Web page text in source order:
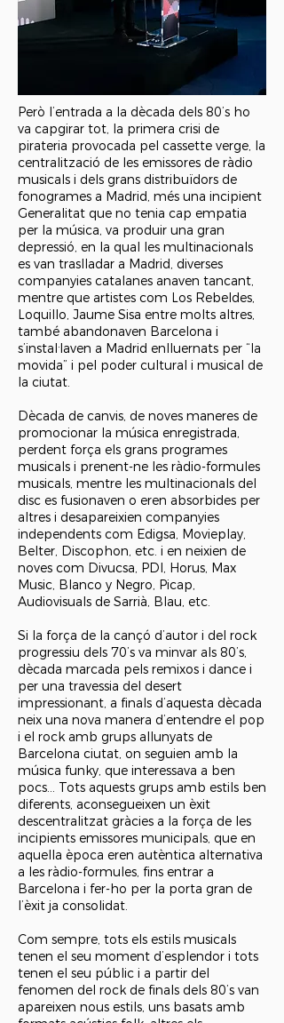
Però l’entrada a la dècada dels 80’s ho
va capgirar tot, la primera crisi de
pirateria provocada pel cassette verge, la
centralització de les emissores de ràdio
musicals i dels grans distribuïdors de
fonogrames a Madrid, més una incipient
Generalitat que no tenia cap empatia
per la música, va produir una gran
depressió, en la qual les multinacionals
es van traslladar a Madrid, diverses
companyies catalanes anaven tancant,
mentre que artistes com Los Rebeldes,
Loquillo, Jaume Sisa entre molts altres,
també abandonaven Barcelona i
s’instal·laven a Madrid enlluernats per “la
movida” i pel poder cultural i musical de
la ciutat.
Dècada de canvis, de noves maneres de
promocionar la música enregistrada,
perdent força els grans programes
musicals i prenent-ne les ràdio-formules
musicals, mentre les multinacionals del
disc es fusionaven o eren absorbides per
altres i desapareixien companyies
independents com Edigsa, Movieplay,
Belter, Discophon, etc. i en neixien de
noves com Divucsa, PDI, Horus, Max
Music, Blanco y Negro, Picap,
Audiovisuals de Sarrià, Blau, etc.
Si la força de la cançó d’autor i del rock
progressiu dels 70’s va minvar als 80’s,
dècada marcada pels remixos i dance i
per una travessia del desert
impressionant, a finals d’aquesta dècada
neix una nova manera d’entendre el pop
i el rock amb grups allunyats de
Barcelona ciutat, on seguien amb la
música funky, que interessava a ben
pocs... Tots aquests grups amb estils ben
diferents, aconsegueixen un èxit
descentralitzat gràcies a la força de les
incipients emissores municipals, que en
aquella època eren autèntica alternativa
a les ràdio-formules, fins entrar a
Barcelona i fer-ho per la porta gran de
l’èxit ja consolidat.
Com sempre, tots els estils musicals
tenen el seu moment d’esplendor i tots
tenen el seu públic i a partir del
fenomen del rock de finals dels 80’s van
apareixen nous estils, uns basats amb